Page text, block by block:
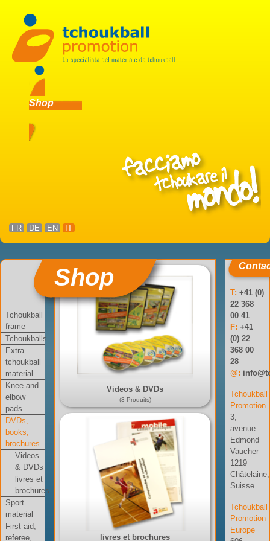
Shop
FR DE EN IT
Shop
Tchoukball
frame
Tchoukballs
Extra
tchoukball
material
Knee and
elbow
pads
DVDs,
books,
brochures
Videos
& DVDs
livres et
brochures
Sport
material
First aid,
referee,
Videos & DVDs
(3 Produits)
livres et brochures
T:+41 (0)
22 368
00 41
F:+41
(0) 22
368 00
28
@:
Tchoukball
Promotion
3,
avenue
Edmond
Vaucher
1219
Châtelaine,
Suisse
Tchoukball
Promotion
Europe